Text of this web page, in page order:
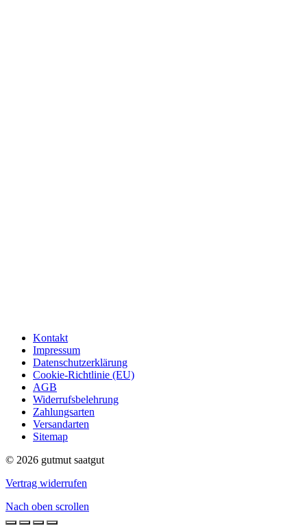
Kontakt
Impressum
Datenschutzerklärung
Cookie-Richtlinie (EU)
AGB
Widerrufsbelehrung
Zahlungsarten
Versandarten
Sitemap
© 2026 gutmut saatgut
Vertrag widerrufen
Nach oben scrollen